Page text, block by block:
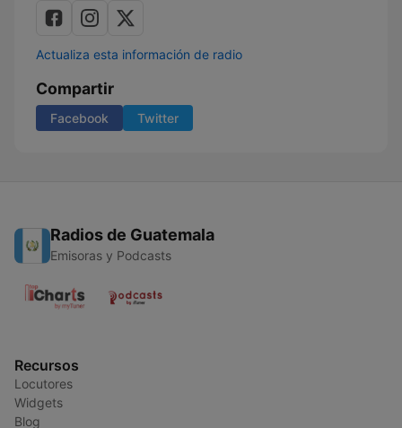
Actualiza esta información de radio
Compartir
Facebook Twitter
Radios de Guatemala
Emisoras y Podcasts
Recursos
Locutores
Widgets
Blog